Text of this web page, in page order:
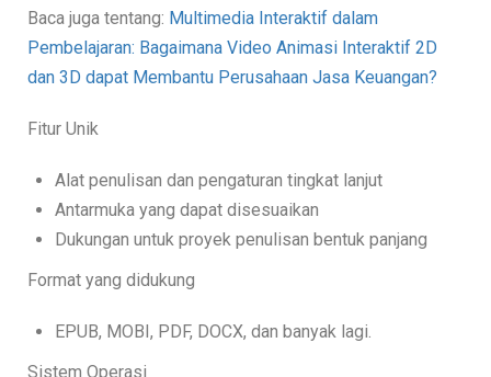
Baca juga tentang: Multimedia Interaktif dalam
Pembelajaran: Bagaimana Video Animasi Interaktif 2D
dan 3D dapat Membantu Perusahaan Jasa Keuangan?
Fitur Unik
Alat penulisan dan pengaturan tingkat lanjut
Antarmuka yang dapat disesuaikan
Dukungan untuk proyek penulisan bentuk panjang
Format yang didukung
EPUB, MOBI, PDF, DOCX, dan banyak lagi.
Sistem Operasi